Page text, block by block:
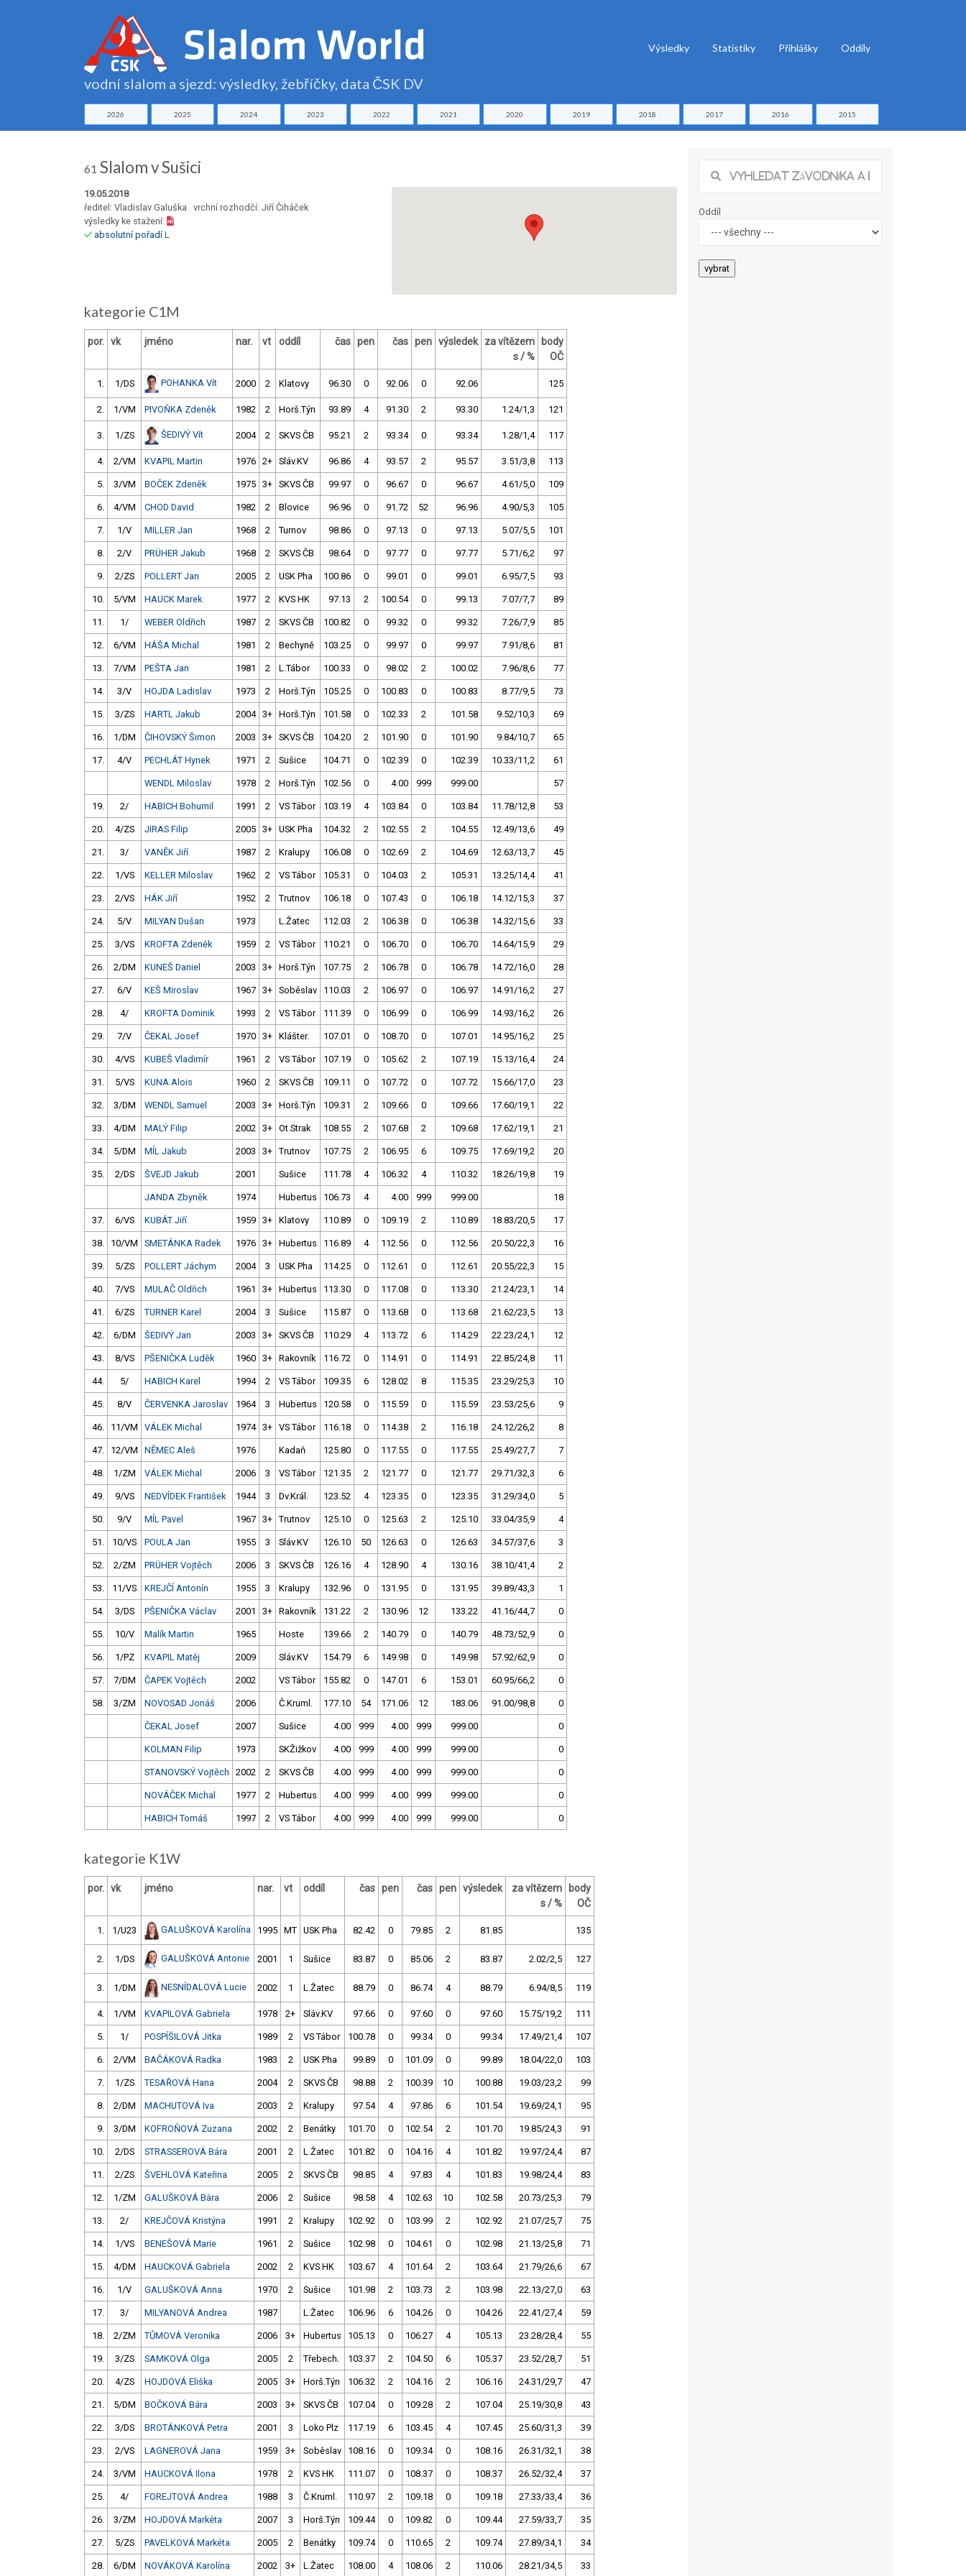
vodní slalom a sjezd: výsledky, žebříčky, data ČSK DV
Výsledky Statistiky Přihlášky Oddíly
2026 2025 2024 2023 2022 2021 2020 2019 2018 2017 2016 2015
61 Slalom v Sušici
19.05.2018
ředitel: Vladislav Galuška vrchní rozhodčí: Jiří Čiháček
výsledky ke stažení:
absolutní pořadíL
kategorie C1M
por. vk jméno nar. vt oddíl čas pen čas pen výsledek
za vítězem
s / %
body
OČ
1. 1/DS POHANKA Vít 2000 2 Klatovy 96.30 0 92.06 0 92.06 125
2. 1/VM PIVOŇKA Zdeněk 1982 2 Horš.Týn 93.89 4 91.30 2 93.30 1.24/1,3 121
3. 1/ZS ŠEDIVÝ Vít 2004 2 SKVS ČB 95.21 2 93.34 0 93.34 1.28/1,4 117
4. 2/VM KVAPIL Martin 1976 2+ Sláv.KV 96.86 4 93.57 2 95.57 3.51/3,8 113
5. 3/VM BOČEK Zdeněk 1975 3+ SKVS ČB 99.97 0 96.67 0 96.67 4.61/5,0 109
6. 4/VM CHOD David 1982 2 Blovice 96.96 0 91.72 52 96.96 4.90/5,3 105
7. 1/V MILLER Jan 1968 2 Turnov 98.86 0 97.13 0 97.13 5.07/5,5 101
8. 2/V PRÜHER Jakub 1968 2 SKVS ČB 98.64 0 97.77 0 97.77 5.71/6,2 97
9. 2/ZS POLLERT Jan 2005 2 USK Pha 100.86 0 99.01 0 99.01 6.95/7,5 93
10. 5/VM HAUCK Marek 1977 2 KVS HK 97.13 2 100.54 0 99.13 7.07/7,7 89
11. 1/ WEBER Oldřich 1987 2 SKVS ČB 100.82 0 99.32 0 99.32 7.26/7,9 85
12. 6/VM HÁŠA Michal 1981 2 Bechyně 103.25 0 99.97 0 99.97 7.91/8,6 81
13. 7/VM PEŠTA Jan 1981 2 L.Tábor 100.33 0 98.02 2 100.02 7.96/8,6 77
14. 3/V HOJDA Ladislav 1973 2 Horš.Týn 105.25 0 100.83 0 100.83 8.77/9,5 73
15. 3/ZS HARTL Jakub 2004 3+ Horš.Týn 101.58 0 102.33 2 101.58 9.52/10,3 69
16. 1/DM ČIHOVSKÝ Šimon 2003 3+ SKVS ČB 104.20 2 101.90 0 101.90 9.84/10,7 65
17. 4/V PECHLÁT Hynek 1971 2 Sušice 104.71 0 102.39 0 102.39 10.33/11,2 61
WENDL Miloslav 1978 2 Horš.Týn 102.56 0 4.00 999 999.00 57
19. 2/ HABICH Bohumil 1991 2 VS Tábor 103.19 4 103.84 0 103.84 11.78/12,8 53
20. 4/ZS JIRAS Filip 2005 3+ USK Pha 104.32 2 102.55 2 104.55 12.49/13,6 49
21. 3/ VANĚK Jiří 1987 2 Kralupy 106.08 0 102.69 2 104.69 12.63/13,7 45
22. 1/VS KELLER Miloslav 1962 2 VS Tábor 105.31 0 104.03 2 105.31 13.25/14,4 41
23. 2/VS HÁK Jiří 1952 2 Trutnov 106.18 0 107.43 0 106.18 14.12/15,3 37
24. 5/V MILYAN Dušan 1973 L.Žatec 112.03 2 106.38 0 106.38 14.32/15,6 33
25. 3/VS KROFTA Zdeněk 1959 2 VS Tábor 110.21 0 106.70 0 106.70 14.64/15,9 29
26. 2/DM KUNEŠ Daniel 2003 3+ Horš.Týn 107.75 2 106.78 0 106.78 14.72/16,0 28
27. 6/V KEŠ Miroslav 1967 3+ Soběslav 110.03 2 106.97 0 106.97 14.91/16,2 27
28. 4/ KROFTA Dominik 1993 2 VS Tábor 111.39 0 106.99 0 106.99 14.93/16,2 26
29. 7/V ČEKAL Josef 1970 3+ Klášter. 107.01 0 108.70 0 107.01 14.95/16,2 25
30. 4/VS KUBEŠ Vladimír 1961 2 VS Tábor 107.19 0 105.62 2 107.19 15.13/16,4 24
31. 5/VS KUNA Alois 1960 2 SKVS ČB 109.11 0 107.72 0 107.72 15.66/17,0 23
32. 3/DM WENDL Samuel 2003 3+ Horš.Týn 109.31 2 109.66 0 109.66 17.60/19,1 22
33. 4/DM MALÝ Filip 2002 3+ Ot.Strak 108.55 2 107.68 2 109.68 17.62/19,1 21
34. 5/DM MÍL Jakub 2003 3+ Trutnov 107.75 2 106.95 6 109.75 17.69/19,2 20
35. 2/DS ŠVEJD Jakub 2001 Sušice 111.78 4 106.32 4 110.32 18.26/19,8 19
JANDA Zbyněk 1974 Hubertus 106.73 4 4.00 999 999.00 18
37. 6/VS KUBÁT Jiří 1959 3+ Klatovy 110.89 0 109.19 2 110.89 18.83/20,5 17
38. 10/VM SMETÁNKA Radek 1976 3+ Hubertus 116.89 4 112.56 0 112.56 20.50/22,3 16
39. 5/ZS POLLERT Jáchym 2004 3 USK Pha 114.25 0 112.61 0 112.61 20.55/22,3 15
40. 7/VS MULAČ Oldřich 1961 3+ Hubertus 113.30 0 117.08 0 113.30 21.24/23,1 14
41. 6/ZS TURNER Karel 2004 3 Sušice 115.87 0 113.68 0 113.68 21.62/23,5 13
42. 6/DM ŠEDIVÝ Jan 2003 3+ SKVS ČB 110.29 4 113.72 6 114.29 22.23/24,1 12
43. 8/VS PŠENIČKA Luděk 1960 3+ Rakovník 116.72 0 114.91 0 114.91 22.85/24,8 11
44. 5/ HABICH Karel 1994 2 VS Tábor 109.35 6 128.02 8 115.35 23.29/25,3 10
45. 8/V ČERVENKA Jaroslav 1964 3 Hubertus 120.58 0 115.59 0 115.59 23.53/25,6 9
46. 11/VM VÁLEK Michal 1974 3+ VS Tábor 116.18 0 114.38 2 116.18 24.12/26,2 8
47. 12/VM NĚMEC Aleš 1976 Kadaň 125.80 0 117.55 0 117.55 25.49/27,7 7
48. 1/ZM VÁLEK Michal 2006 3 VS Tábor 121.35 2 121.77 0 121.77 29.71/32,3 6
49. 9/VS NEDVÍDEK František 1944 3 Dv.Král. 123.52 4 123.35 0 123.35 31.29/34,0 5
50. 9/V MÍL Pavel 1967 3+ Trutnov 125.10 0 125.63 2 125.10 33.04/35,9 4
51. 10/VS POULA Jan 1955 3 Sláv.KV 126.10 50 126.63 0 126.63 34.57/37,6 3
52. 2/ZM PRÜHER Vojtěch 2006 3 SKVS ČB 126.16 4 128.90 4 130.16 38.10/41,4 2
53. 11/VS KREJČÍ Antonín 1955 3 Kralupy 132.96 0 131.95 0 131.95 39.89/43,3 1
54. 3/DS PŠENIČKA Václav 2001 3+ Rakovník 131.22 2 130.96 12 133.22 41.16/44,7 0
55. 10/V Malík Martin 1965 Hoste 139.66 2 140.79 0 140.79 48.73/52,9 0
56. 1/PZ KVAPIL Matěj 2009 Sláv.KV 154.79 6 149.98 0 149.98 57.92/62,9 0
57. 7/DM ČAPEK Vojtěch 2002 VS Tábor 155.82 0 147.01 6 153.01 60.95/66,2 0
58. 3/ZM NOVOSAD Jonáš 2006 Č.Kruml. 177.10 54 171.06 12 183.06 91.00/98,8 0
ČEKAL Josef 2007 Sušice 4.00 999 4.00 999 999.00 0
KOLMAN Filip 1973 SKŽižkov 4.00 999 4.00 999 999.00 0
STANOVSKÝ Vojtěch 2002 2 SKVS ČB 4.00 999 4.00 999 999.00 0
NOVÁČEK Michal 1977 2 Hubertus 4.00 999 4.00 999 999.00 0
HABICH Tomáš 1997 2 VS Tábor 4.00 999 4.00 999 999.00 0
kategorie K1W
por. vk jméno nar. vt oddíl čas pen čas pen výsledek
za vítězem
s / %
body
OČ
1. 1/U23 GALUŠKOVÁ Karolína 1995 MT USK Pha 82.42 0 79.85 2 81.85 135
2. 1/DS GALUŠKOVÁ Antonie 2001 1 Sušice 83.87 0 85.06 2 83.87 2.02/2,5 127
3. 1/DM NESNÍDALOVÁ Lucie 2002 1 L.Žatec 88.79 0 86.74 4 88.79 6.94/8,5 119
4. 1/VM KVAPILOVÁ Gabriela 1978 2+ Sláv.KV 97.66 0 97.60 0 97.60 15.75/19,2 111
5. 1/ POSPÍŠILOVÁ Jitka 1989 2 VS Tábor 100.78 0 99.34 0 99.34 17.49/21,4 107
6. 2/VM BAČÁKOVÁ Radka 1983 2 USK Pha 99.89 0 101.09 0 99.89 18.04/22,0 103
7. 1/ZS TESAŘOVÁ Hana 2004 2 SKVS ČB 98.88 2 100.39 10 100.88 19.03/23,2 99
8. 2/DM MACHUTOVÁ Iva 2003 2 Kralupy 97.54 4 97.86 6 101.54 19.69/24,1 95
9. 3/DM KOFROŇOVÁ Zuzana 2002 2 Benátky 101.70 0 102.54 2 101.70 19.85/24,3 91
10. 2/DS STRASSEROVÁ Bára 2001 2 L.Žatec 101.82 0 104.16 4 101.82 19.97/24,4 87
11. 2/ZS ŠVEHLOVÁ Kateřina 2005 2 SKVS ČB 98.85 4 97.83 4 101.83 19.98/24,4 83
12. 1/ZM GALUŠKOVÁ Bára 2006 2 Sušice 98.58 4 102.63 10 102.58 20.73/25,3 79
13. 2/ KREJČOVÁ Kristýna 1991 2 Kralupy 102.92 0 103.99 2 102.92 21.07/25,7 75
14. 1/VS BENEŠOVÁ Marie 1961 2 Sušice 102.98 0 104.61 0 102.98 21.13/25,8 71
15. 4/DM HAUCKOVÁ Gabriela 2002 2 KVS HK 103.67 4 101.64 2 103.64 21.79/26,6 67
16. 1/V GALUŠKOVÁ Anna 1970 2 Sušice 101.98 2 103.73 2 103.98 22.13/27,0 63
17. 3/ MILYANOVÁ Andrea 1987 L.Žatec 106.96 6 104.26 0 104.26 22.41/27,4 59
18. 2/ZM TŮMOVÁ Veronika 2006 3+ Hubertus 105.13 0 106.27 4 105.13 23.28/28,4 55
19. 3/ZS SAMKOVÁ Olga 2005 2 Třebech. 103.37 2 104.50 6 105.37 23.52/28,7 51
20. 4/ZS HOJDOVÁ Eliška 2005 3+ Horš.Týn 106.32 2 104.16 2 106.16 24.31/29,7 47
21. 5/DM BOČKOVÁ Bára 2003 3+ SKVS ČB 107.04 0 109.28 2 107.04 25.19/30,8 43
22. 3/DS BROTÁNKOVÁ Petra 2001 3 Loko Plz 117.19 6 103.45 4 107.45 25.60/31,3 39
23. 2/VS LAGNEROVÁ Jana 1959 3+ Soběslav 108.16 0 109.34 0 108.16 26.31/32,1 38
24. 3/VM HAUCKOVÁ Ilona 1978 2 KVS HK 111.07 0 108.37 0 108.37 26.52/32,4 37
25. 4/ FOREJTOVÁ Andrea 1988 3 Č.Kruml. 110.97 2 109.18 0 109.18 27.33/33,4 36
26. 3/ZM HOJDOVÁ Markéta 2007 3 Horš.Týn 109.44 0 109.82 0 109.44 27.59/33,7 35
27. 5/ZS PAVELKOVÁ Markéta 2005 2 Benátky 109.74 0 110.65 2 109.74 27.89/34,1 34
28. 6/DM NOVÁKOVÁ Karolína 2002 3+ L.Žatec 108.00 4 108.06 2 110.06 28.21/34,5 33
Oddíl